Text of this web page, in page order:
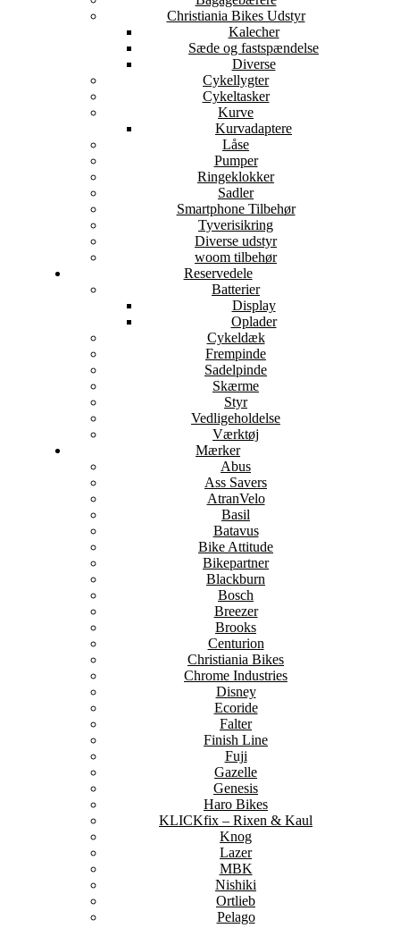
Christiania Bikes Udstyr
Kalecher
Sæde og fastspændelse
Diverse
Cykellygter
Cykeltasker
Kurve
Kurvadaptere
Låse
Pumper
Ringeklokker
Sadler
Smartphone Tilbehør
Tyverisikring
Diverse udstyr
woom tilbehør
Reservedele
Batterier
Display
Oplader
Cykeldæk
Frempinde
Sadelpinde
Skærme
Styr
Vedligeholdelse
Værktøj
Mærker
Abus
Ass Savers
AtranVelo
Basil
Batavus
Bike Attitude
Bikepartner
Blackburn
Bosch
Breezer
Brooks
Centurion
Christiania Bikes
Chrome Industries
Disney
Ecoride
Falter
Finish Line
Fuji
Gazelle
Genesis
Haro Bikes
KLICKfix – Rixen & Kaul
Knog
Lazer
MBK
Nishiki
Ortlieb
Pelago